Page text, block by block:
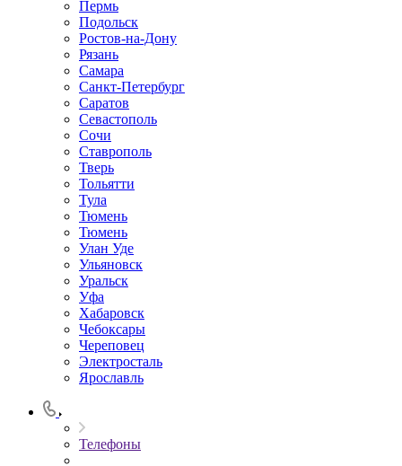
Пермь
Подольск
Ростов-на-Дону
Рязань
Самара
Санкт-Петербург
Саратов
Севастополь
Сочи
Ставрополь
Тверь
Тольятти
Тула
Тюмень
Тюмень
Улан Уде
Ульяновск
Уральск
Уфа
Хабаровск
Чебоксары
Череповец
Электросталь
Ярославль
Телефоны